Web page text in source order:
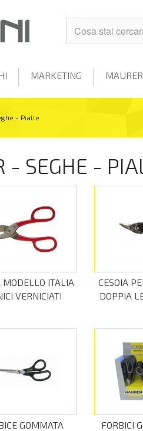
MARKETING
- Pialle
- SEGHE -
MODELLO ITALIA
VERNICIATI
CESOIA
DOPPIA
GOMMATA
FORBICI